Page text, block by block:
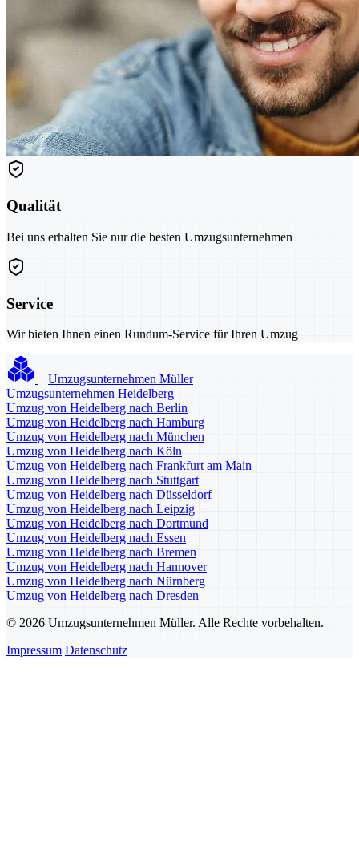
Qualität
Bei uns erhalten Sie nur die besten Umzugsunternehmen
Service
Wir bieten Ihnen einen Rundum-Service für Ihren Umzug
Umzugsunternehmen Müller
Umzugsunternehmen Heidelberg
Umzug von Heidelberg nach Berlin
Umzug von Heidelberg nach Hamburg
Umzug von Heidelberg nach München
Umzug von Heidelberg nach Köln
Umzug von Heidelberg nach Frankfurt am Main
Umzug von Heidelberg nach Stuttgart
Umzug von Heidelberg nach Düsseldorf
Umzug von Heidelberg nach Leipzig
Umzug von Heidelberg nach Dortmund
Umzug von Heidelberg nach Essen
Umzug von Heidelberg nach Bremen
Umzug von Heidelberg nach Hannover
Umzug von Heidelberg nach Nürnberg
Umzug von Heidelberg nach Dresden
© 2026 Umzugsunternehmen Müller. Alle Rechte vorbehalten.
Impressum Datenschutz